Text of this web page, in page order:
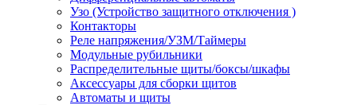
Узо (Устройство защитного отключения )
Контакторы
Реле напряжения/УЗМ/Таймеры
Модульные рубильники
Распределительные щиты/боксы/шкафы
Аксессуары для сборки щитов
Автоматы и щиты